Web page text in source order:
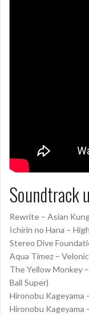
Soundtrack
Rewrite – Asian
Ichirin no Hana –
Stereo Dive
Aqua Timez –
The Yellow Monkey
Ball Super)
Hironobu Kageyama
Hironobu Kageyama